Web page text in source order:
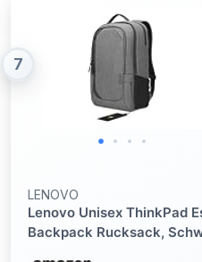
7
LENOVO
Lenovo Unisex ThinkPad
Backpack Rucksack,